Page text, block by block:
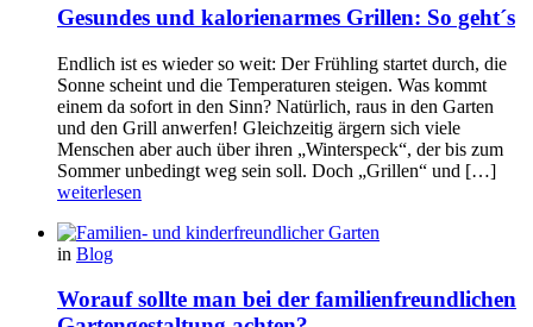
Gesundes und kalorienarmes Grillen: So geht´s
Endlich ist es wieder so weit: Der Frühling startet durch, die
Sonne scheint und die Temperaturen steigen. Was kommt
einem da sofort in den Sinn? Natürlich, raus in den Garten
und den Grill anwerfen! Gleichzeitig ärgern sich viele
Menschen aber auch über ihren „Winterspeck“, der bis zum
Sommer unbedingt weg sein soll. Doch „Grillen“ und […]
weiterlesen
in Blog
Worauf sollte man bei der familienfreundlichen